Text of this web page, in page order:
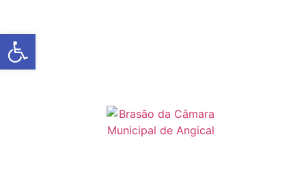
Abrir a barra de ferramentas